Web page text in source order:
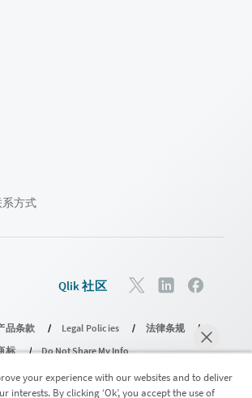
方式
Qlik 社区
品条款 Legal Policies
法律条规
标
Do Not Share My Info
QlikTech International AB。保留所有权利。
your experience with our websites and to deliver
interests. By clicking ‘Ok’, you accept the use of